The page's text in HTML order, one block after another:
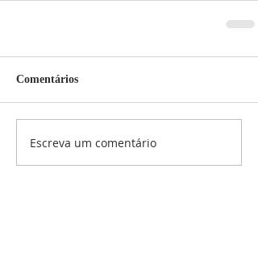
Comentários
Escreva um comentário